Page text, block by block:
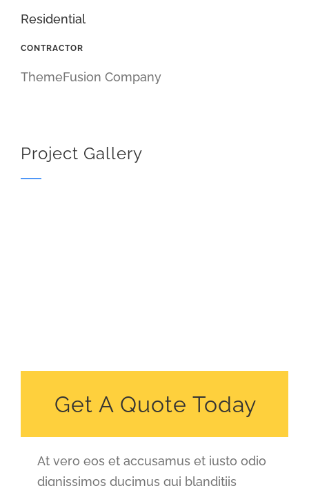
Residential
CONTRACTOR
ThemeFusion Company
Project Gallery
Get A Quote Today
At vero eos et accusamus et iusto odio
dignissimos ducimus qui blanditiis